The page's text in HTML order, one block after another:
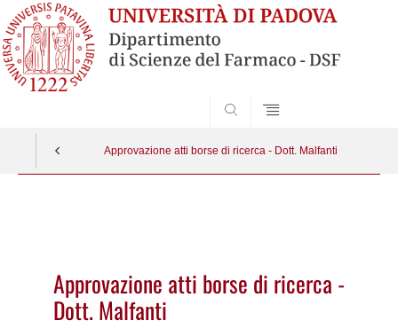
Approvazione atti borse di ricerca - Dott. Malfanti
Approvazione atti borse di ricerca -
Dott. Malfanti